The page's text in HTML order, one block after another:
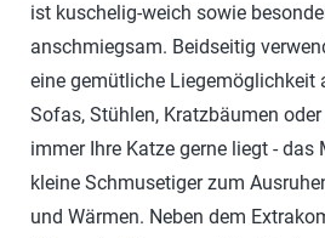
ist kuschelig-weich sowie
anschmiegsam. Beidseitig
eine gemütliche Liegemöglichkeit
Sofas, Stühlen, Kratzbäumen
immer Ihre Katze gerne liegt - das
kleine Schmusetiger zum
und Wärmen. Neben dem